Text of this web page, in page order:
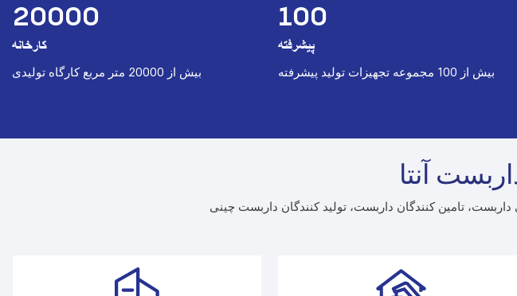
20000
کارخانه
︎بیش از 20000 متر مربع کارگاه تولیدی
100
پیشرفته
︎بیش از 100 مجموعه تجهیزات تولید پیشرفته
تامین کنندگان داربست، تولید کنندگان داربست چینی